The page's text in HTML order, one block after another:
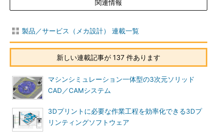
関連情報
製品／サービス（メカ設計） 連載一覧
新しい連載記事が 137 件あります
マシンシミュレーション一体型の3次元ソリッド
CAD／CAMシステム
3Dプリントに必要な作業工程を効率化できる3Dプ
リンティングソフトウェア